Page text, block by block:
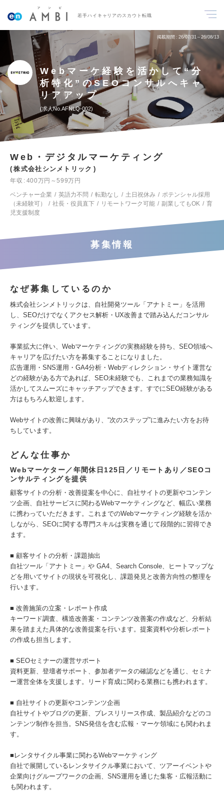
若手ハイキャリアのスカウト転職
掲載期間 26/07/31～26/08/13
Webマーケ経験を活かして“分
析特化”のSEOコンサルへキャ
リアアップ
求人No.AFNLQ-002
Web・デジタルマーケティング
株式会社シンメトリック
年収
400万円～599万円
ベンチャー企業
英語力不問 転勤なし 土日祝休み
ポテンシャル採用
（未経験可）
社長・役員直下 リモートワーク可能 副業してもOK
育
児支援制度
募集情報
なぜ募集しているのか
株式会社シンメトリックは、自社開発ツール「アナトミー」を活用
し、SEOだけでなくアクセス解析・UX改善まで踏み込んだコンサル
ティングを提供しています。
事業拡大に伴い、Webマーケティングの実務経験を持ち、SEO領域へ
キャリアを広げたい方を募集することになりました。
広告運用・SNS運用・GA4分析・Webディレクション・サイト運営な
どの経験がある方であれば、SEO未経験でも、これまでの業務知識を
活かしてスムーズにキャッチアップできます。すでにSEO経験がある
方はもちろん歓迎します。
Webサイトの改善に興味があり、“次のステップ”に進みたい方をお待
ちしています。
どんな仕事か
Webマーケター／年間休日125日／リモートあり／SEOコ
ンサルティングを提供
顧客サイトの分析・改善提案を中心に、自社サイトの更新やコンテン
ツ企画、自社サービスに関わるWebマーケティングなど、幅広い業務
に携わっていただきます。これまでのWebマーケティング経験を活か
しながら、SEOに関する専門スキルは実務を通じて段階的に習得でき
ます。
■ 顧客サイトの分析・課題抽出
自社ツール「アナトミー」や GA4、Search Console、ヒートマップな
どを用いてサイトの現状を可視化し、課題発見と改善方向性の整理を
行います。
■ 改善施策の立案・レポート作成
キーワード調査、構造改善案・コンテンツ改善案の作成など、分析結
果を踏まえた具体的な改善提案を行います。提案資料や分析レポート
の作成も担当します。
■ SEOセミナーの運営サポート
資料更新、登壇者サポート、参加者データの確認などを通じ、セミナ
ー運営全体を支援します。リード育成に関わる業務にも携われます。
■ 自社サイトの更新やコンテンツ企画
自社サイトやブログの更新、プレスリリース作成、製品紹介などのコ
ンテンツ制作を担当。SNS発信を含む広報・マーケ領域にも関われま
す。
■レンタサイクル事業に関わるWebマーケティング
自社で展開しているレンタサイクル事業において、ツアーイベントや
企業向けグループワークの企画、SNS運用を通じた集客・広報活動に
も関われます。